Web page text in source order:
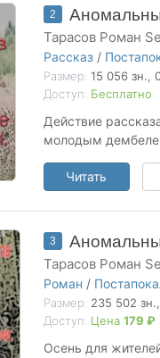
Вроде бы ничего
уже сам сталкер.
2
Тарасов Роман
Рассказ /
Размер: 15 056 зн.,
Доступ: Бесплатно
Действие
молодым
Читать
3
Тарасов Роман
Роман /
Размер: 235 502 зн.
Доступ: Цена 179 ₽
Осень для